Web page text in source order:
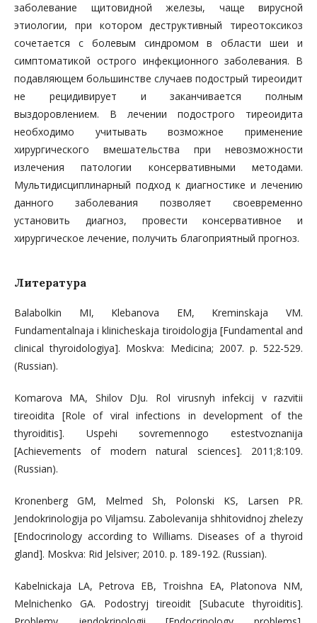
заболевание щитовидной железы, чаще вирусной
этиологии, при котором деструктивный тиреотоксикоз
сочетается с болевым синдромом в области шеи и
симптоматикой острого инфекционного заболевания. В
подавляющем большинстве случаев подострый тиреоидит
не рецидивирует и заканчивается полным
выздоровлением. В лечении подострого тиреоидита
необходимо учитывать возможное применение
хирургического вмешательства при невозможности
излечения патологии консервативными методами.
Мультидисциплинарный подход к диагностике и лечению
данного заболевания позволяет своевременно
установить диагноз, провести консервативное и
хирургическое лечение, получить благоприятный прогноз.
Литература
Balabolkin MI, Klebanova ЕМ, Kreminskaja VM.
Fundamentalnaja i klinicheskaja tiroidologija [Fundamental and
clinical thyroidologiya]. Moskva: Medicina; 2007. р. 522-529.
(Russian).
Komarova MA, Shilov DJu. Rol virusnyh infekcij v razvitii
tireoidita [Role of viral infections in development of the
thyroiditis]. Uspehi sovremennogo estestvoznanija
[Achievements of modern natural sciences]. 2011;8:109.
(Russian).
Kronenberg GM, Melmed Sh, Polonski KS, Larsen PR.
Jendokrinologija po Viljamsu. Zabolevanija shhitovidnoj zhelezy
[Endocrinology according to Williams. Diseases of a thyroid
gland]. Moskva: Rid Jelsiver; 2010. р. 189-192. (Russian).
Kabelnickaja LA, Petrova EB, Troishna EA, Platonova NM,
Melnichenko GA. Podostryj tireoidit [Subacute thyroiditis].